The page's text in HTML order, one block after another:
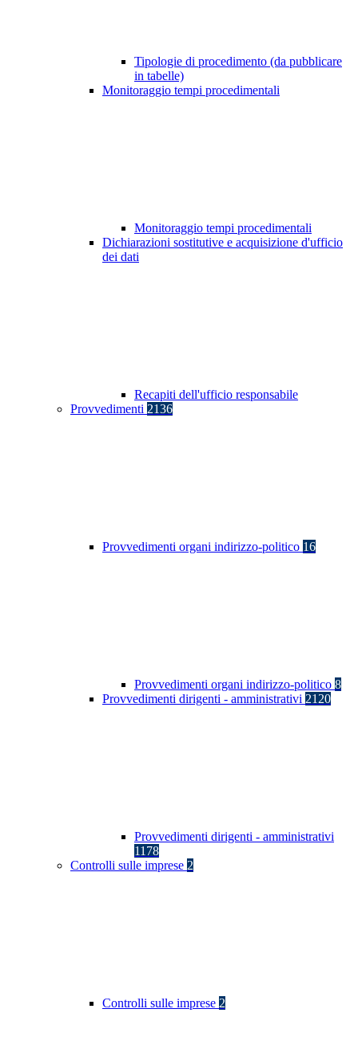
Tipologie di procedimento (da pubblicare
in tabelle)
Monitoraggio tempi procedimentali
Monitoraggio tempi procedimentali
Dichiarazioni sostitutive e acquisizione d'ufficio
dei dati
Recapiti dell'ufficio responsabile
Provvedimenti 2136
Provvedimenti organi indirizzo-politico 16
Provvedimenti organi indirizzo-politico 8
Provvedimenti dirigenti - amministrativi 2120
Provvedimenti dirigenti - amministrativi
1178
Controlli sulle imprese 2
Controlli sulle imprese 2